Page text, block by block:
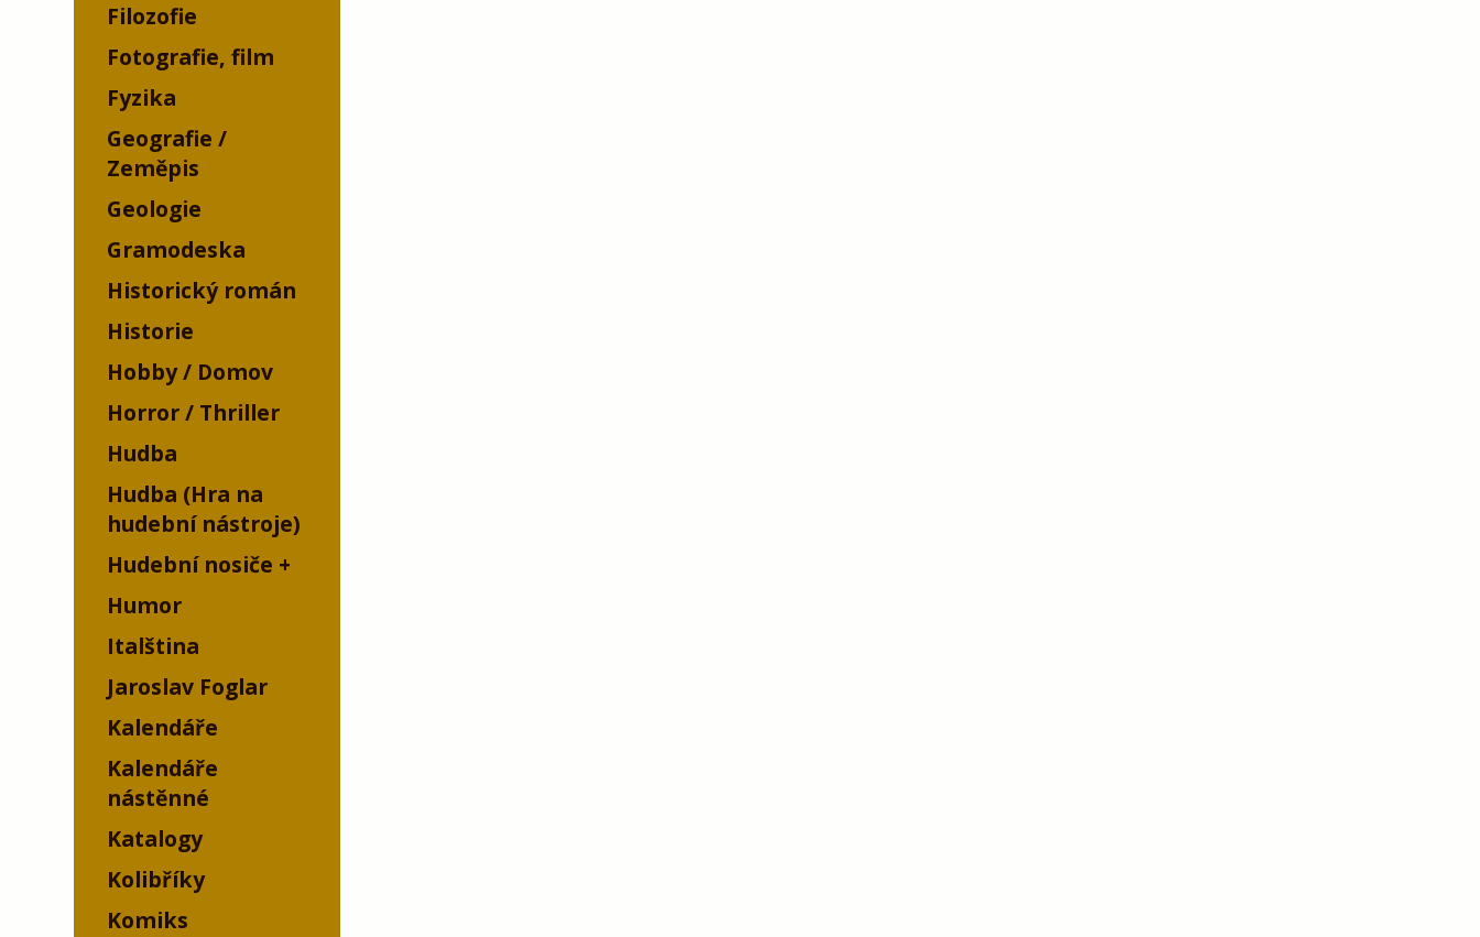
Filozofie
Fotografie, film
Fyzika
Geografie /
Zeměpis
Geologie
Gramodeska
Historický román
Historie
Hobby / Domov
Horror / Thriller
Hudba
Hudba (Hra na
hudební nástroje)
Hudební nosiče
Humor
Italština
Jaroslav Foglar
Kalendáře
Kalendáře
nástěnné
Katalogy
Kolibříky
Komiks